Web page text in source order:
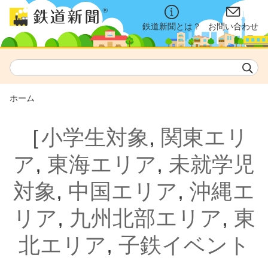
鉄道新聞とは？ お問い合わせ
ホーム
［小学生対象, 関東エリ
ア, 東海エリア, 未就学児
対象, 中国エリア, 沖縄エ
リア, 九州北部エリア, 東
北エリア, 子鉄イベント